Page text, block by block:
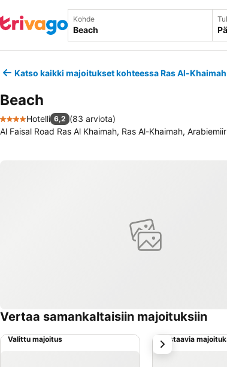
Kohde
Katso kaikki majoitukset kohteessa Ras Al-Khaimah
Beach
4 Tähtiluokitus
Hotelli 6,2 (83 arviota)
Al Faisal Road Ras Al Khaimah, Ras Al-Khaimah,
Vertaa samankaltaisiin majoituksiin
Valittu majoitus Vastaavia
seuraava